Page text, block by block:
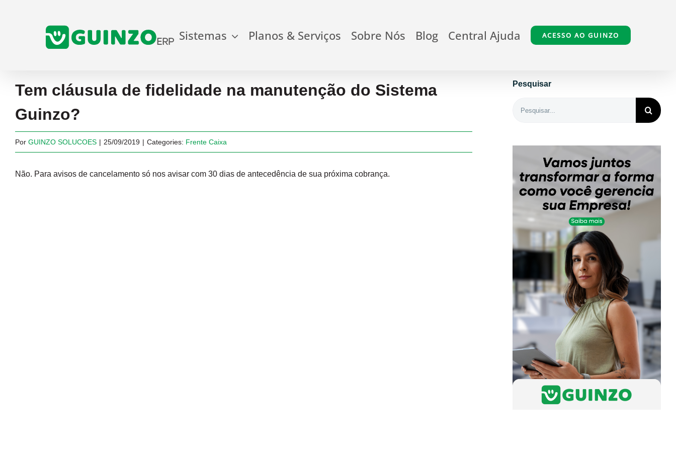
Sistemas Planos & Serviços Sobre Nós Blog Central Ajuda ACESSO AO GUINZO
Tem cláusula de fidelidade na manutenção do Sistema
Guinzo?
Por GUINZO SOLUCOES | 25/09/2019 | Categories: Frente Caixa
Não. Para avisos de cancelamento só nos avisar com 30 dias de antecedência de sua próxima cobrança.
Pesquisar